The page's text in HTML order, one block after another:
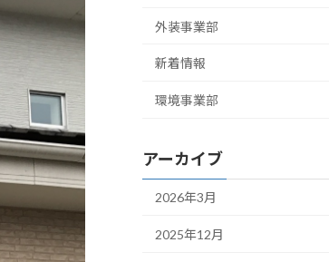
外装事業部
新着情報
環境事業部
アーカイブ
2026年3月
2025年12月